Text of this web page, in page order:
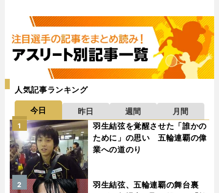
人気記事ランキング
今日 昨日 週間
月間
羽生結弦を覚醒させた「誰かの
ために」の思い 五輪連覇の偉
業への道のり
1
羽生結弦、五輪連覇の舞台裏
2